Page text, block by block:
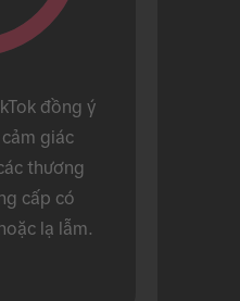
đồng ý
giác
thương
cấp có
lạ lẫm.